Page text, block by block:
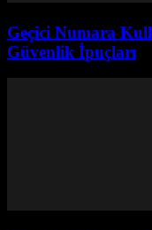
Geçici Numara
Güvenlik İpuçları